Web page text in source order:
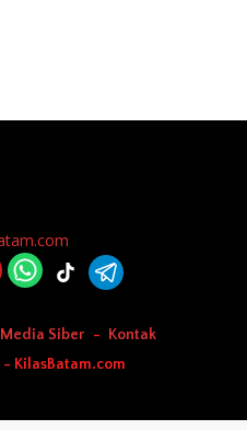
Siber
Kontak
KilasBatam.com